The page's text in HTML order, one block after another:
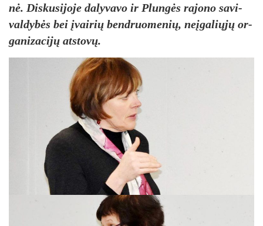
nė. Dis­ku­si­jo­je da­ly­va­vo ir Plun­gės ra­jo­no sa­vi­
val­dy­bės bei įvai­rių bend­ruo­me­nių, neį­ga­lių­jų or­
ga­ni­za­ci­jų at­sto­vų.